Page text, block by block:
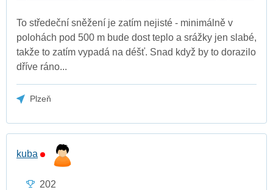
To středeční sněžení je zatím nejisté - minimálně v
polohách pod 500 m bude dost teplo a srážky jen slabé,
takže to zatím vypadá na déšť. Snad když by to dorazilo
dříve ráno...
Plzeň
kuba
202